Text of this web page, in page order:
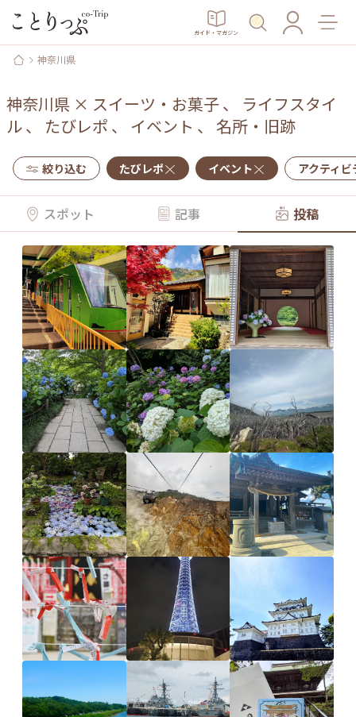
ガイド・マガジン
神奈川県
神奈川県 × スイーツ・お菓子、 ライフスタイ
ル、 たびレポ 、 イベント 、 名所・旧跡
絞り込む たびレポ イベント アクティ
スポット 記事 投稿